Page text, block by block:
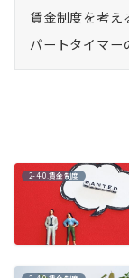
賃金制度を考
パートタイマ
2-4-0.賃金制度